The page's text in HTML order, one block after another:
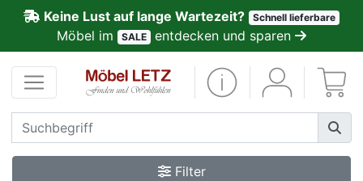
Keine Lust auf lange Wartezeit? Schnell lieferbare
Möbel im SALE entdecken und sparen
Filter
Kundenmeinungen
Anmelden
PREMIUM